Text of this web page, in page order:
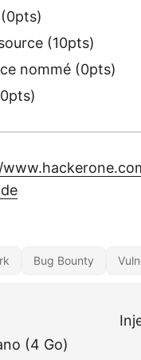
(10pts)
nommé (0pts)
Bug Bounty
(4 Go)